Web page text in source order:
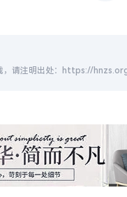
，请注明出处：https://